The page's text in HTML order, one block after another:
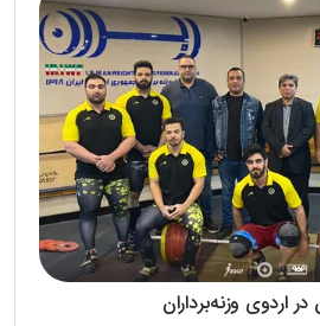
اردوی وزنه‌برداران